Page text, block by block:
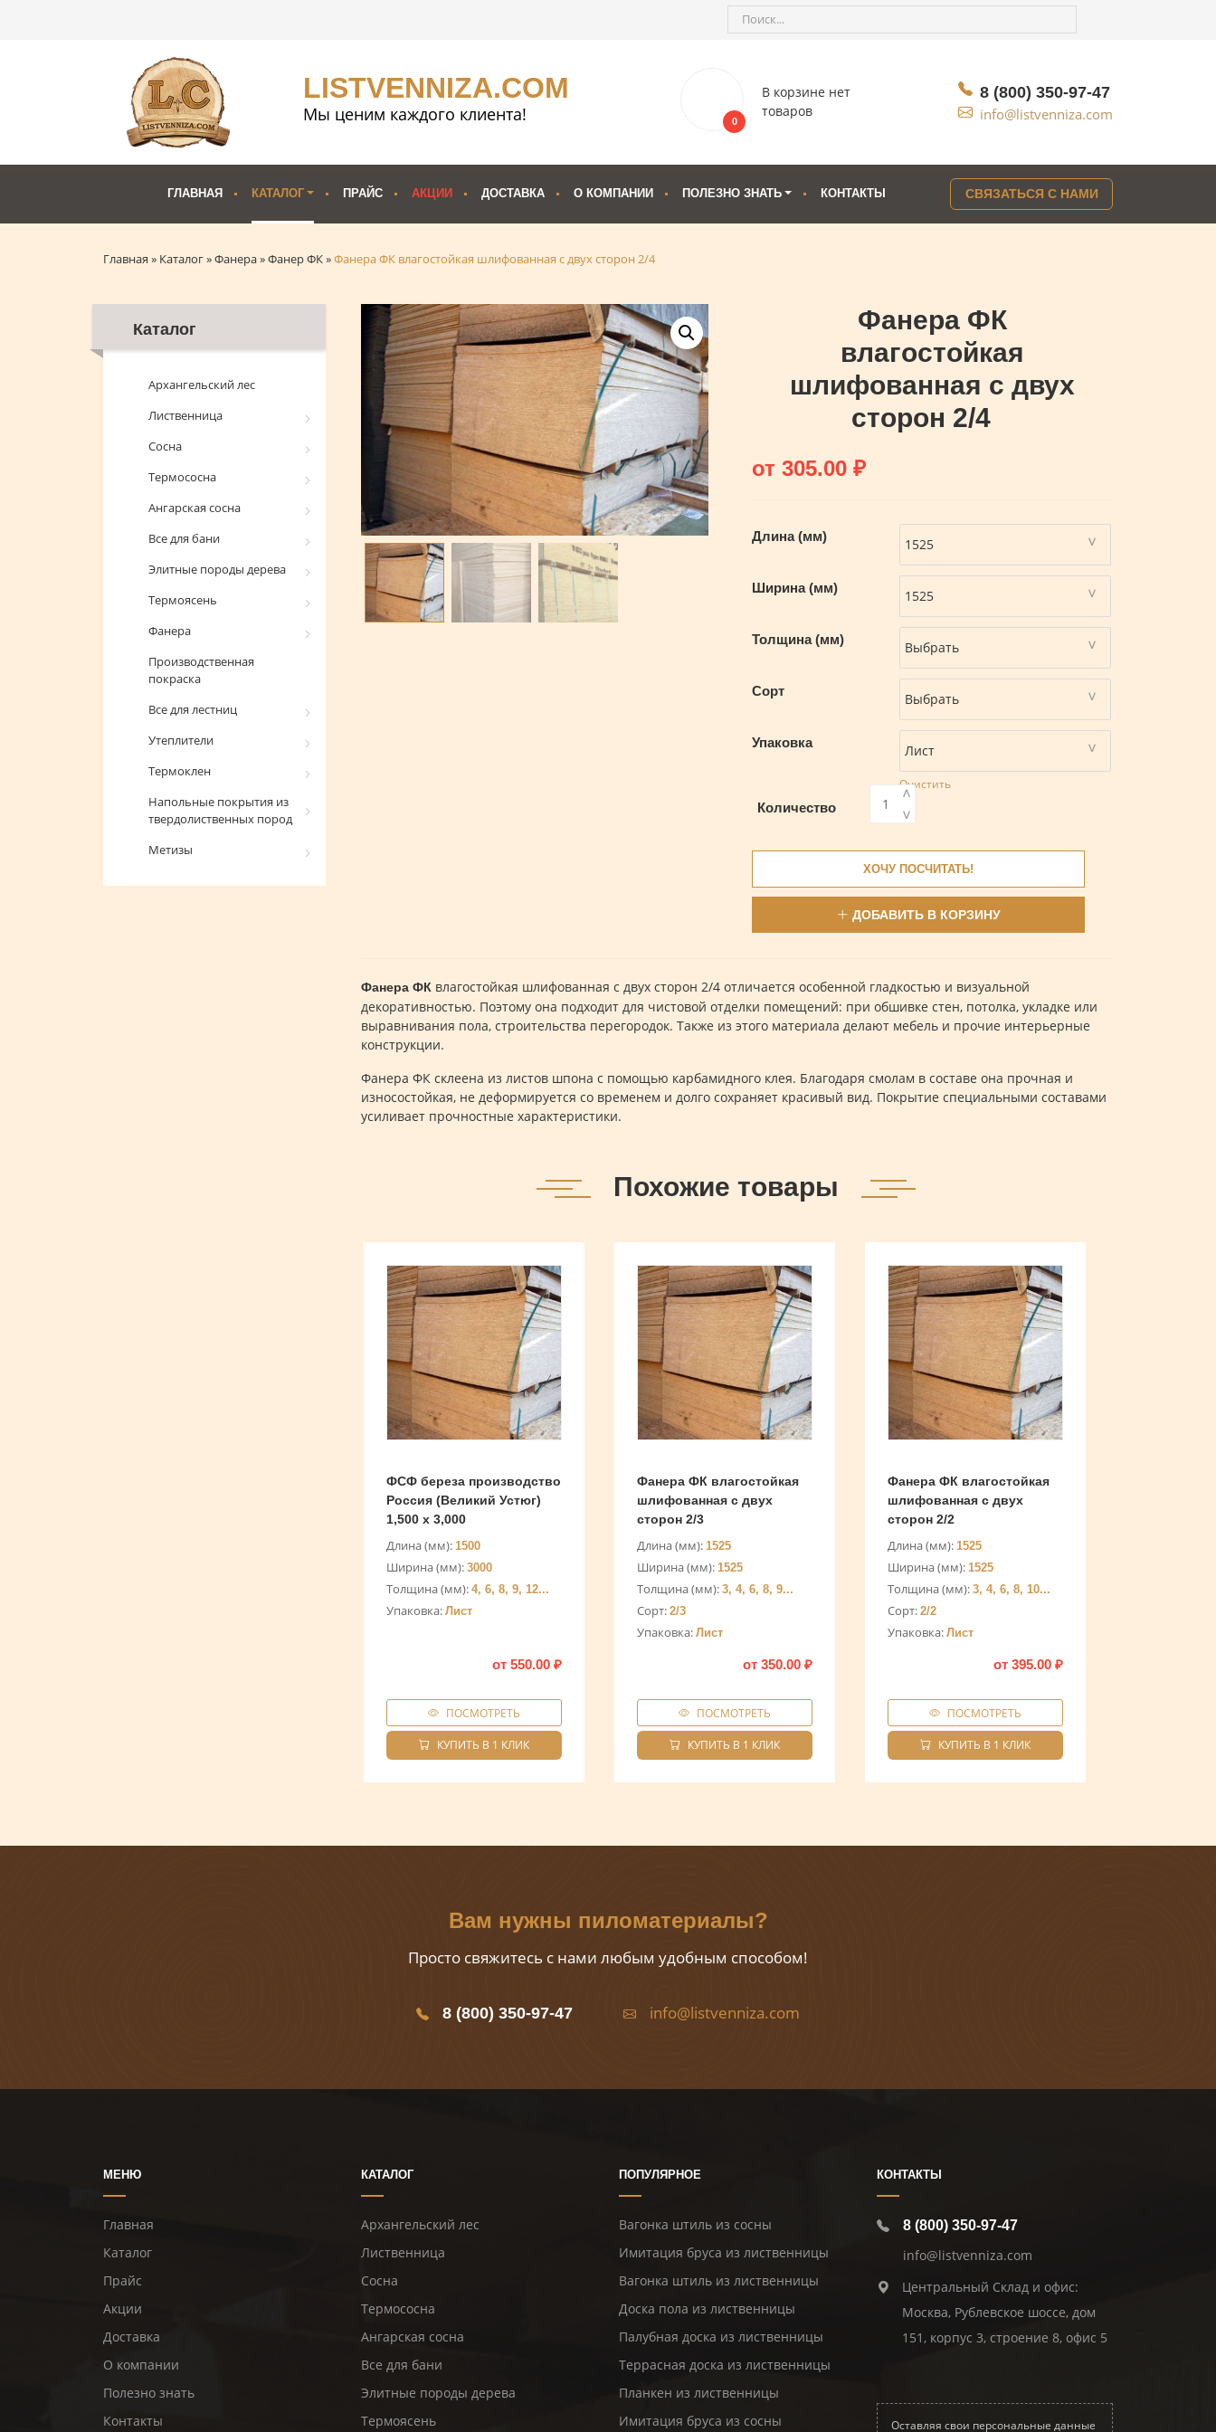
LISTVENNIZA.COM
Мы ценим каждого клиента! 0
В корзине нет
товаров
8 (800) 350-97-47
info@listvenniza.com
ГЛАВНАЯ КАТАЛОГ ПРАЙС АКЦИИ ДОСТАВКА О КОМПАНИИ ПОЛЕЗНО ЗНАТЬ КОНТАКТЫ СВЯЗАТЬСЯ С НАМИ
Главная » Каталог»Фанера»Фанер ФК»Фанера ФК влагостойкая шлифованная с двух сторон 2/4
Фанера ФК
влагостойкая
шлифованная с двух
сторон 2/4
от305.00₽
Длина (мм)
Ширина (мм)
Толщина (мм)
Сорт
Упаковка
Очистить
Количество >
<
ХОЧУ ПОСЧИТАТЬ!
ДОБАВИТЬ В КОРЗИНУ
Фанера ФК влагостойкая шлифованная с двух сторон 2/4 отличается особенной гладкостью и визуальной
декоративностью. Поэтому она подходит для чистовой отделки помещений: при обшивке стен, потолка, укладке или
выравнивания пола, строительства перегородок. Также из этого материала делают мебель и прочие интерьерные
конструкции.
Фанера ФК склеена из листов шпона с помощью карбамидного клея. Благодаря смолам в составе она прочная и
износостойкая, не деформируется со временем и долго сохраняет красивый вид. Покрытие специальными составами
усиливает прочностные характеристики.
Похожие товары
ФСФ береза производство
Россия (Великий Устюг)
1,500 х 3,000
Длина (мм): 1500
Ширина (мм): 3000
Толщина (мм): 4, 6, 8, 9, 12...
Упаковка: Лист
от550.00₽
ПОСМОТРЕТЬ
КУПИТЬ В 1 КЛИК
Фанера ФК влагостойкая
шлифованная с двух
сторон 2/3
Длина (мм): 1525
Ширина (мм): 1525
Толщина (мм): 3, 4, 6, 8, 9...
Сорт: 2/3
Упаковка: Лист
от350.00₽
ПОСМОТРЕТЬ
КУПИТЬ В 1 КЛИК
Фанера ФК влагостойкая
шлифованная с двух
сторон 2/2
Длина (мм): 1525
Ширина (мм): 1525
Толщина (мм): 3, 4, 6, 8, 10...
Сорт: 2/2
Упаковка: Лист
от395.00₽
ПОСМОТРЕТЬ
КУПИТЬ В 1 КЛИК
Каталог
Архангельский лес
Лиственница
Сосна
Термососна
Ангарская сосна
Все для бани
Элитные породы дерева
Термоясень
Фанера
Производственная
покраска
Все для лестниц
Утеплители
Термоклен
Напольные покрытия из
твердолиственных пород
Метизы
Вам нужны пиломатериалы?
Просто свяжитесь с нами любым удобным способом!
8 (800) 350-97-47 info@listvenniza.com
МЕНЮ
Главная
Каталог
Прайс
Акции
Доставка
О компании
Полезно знать
Контакты
КАТАЛОГ
Архангельский лес
Лиственница
Сосна
Термососна
Ангарская сосна
Все для бани
Элитные породы дерева
Термоясень
ПОПУЛЯРНОЕ
Вагонка штиль из сосны
Имитация бруса из лиственницы
Вагонка штиль из лиственницы
Доска пола из лиственницы
Палубная доска из лиственницы
Террасная доска из лиственницы
Планкен из лиственницы
Имитация бруса из сосны
КОНТАКТЫ
8 (800) 350-97-47
info@listvenniza.com
Центральный Склад и офис:
Москва, Рублевское шоссе, дом
151, корпус 3, строение 8, офис 5
Оставляя свои персональные данные